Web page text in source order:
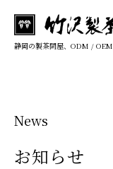
静岡の製茶問屋、ODM / OEM
News
お知らせ